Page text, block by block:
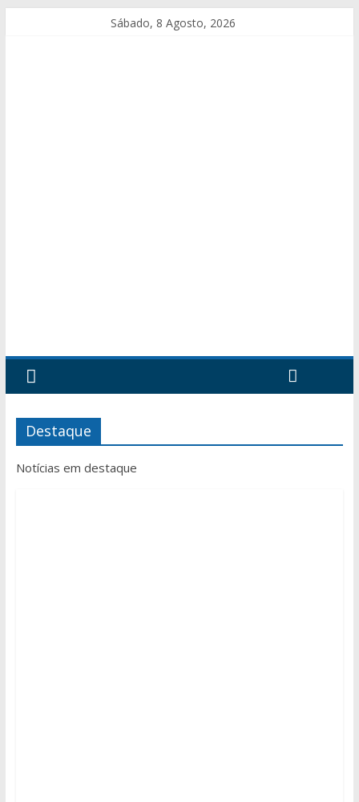
Sábado, 8 Agosto, 2026
Destaque
Notícias em destaque